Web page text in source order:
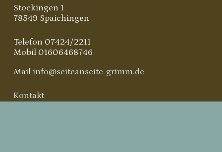
Stockingen 1
78549 Spaichingen
Telefon 07424/2211
Mobil 01606468746
Mail info@seiteanseite-grimm.de
Kontakt